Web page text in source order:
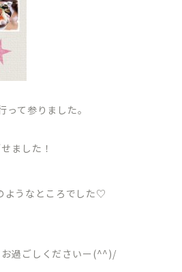
って参りました。
ました！
ようなところでした♡
過ごしくださいー(^^)/